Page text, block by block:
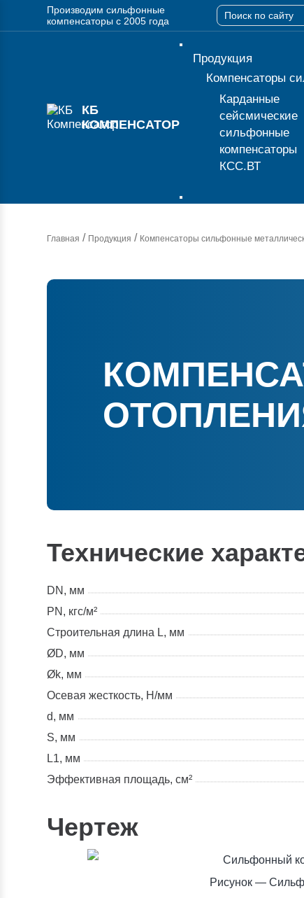
Производим сильфонные
компенсаторы с 2005 года
КБ
КОМПЕНСАТОР
Продукция
Компенсаторы
Карданные
сейсмические
сильфонные
компенсаторы
КСС.ВТ
Главная / Продукция / Компенсаторы сильфонные
Технические
DN, мм
PN, кгс/м²
Строительная длина L, мм
ØD, мм
Øk, мм
Осевая жесткость, Н/мм
d, мм
S, мм
L1, мм
Эффективная площадь, см²
Чертеж
Рисунок —